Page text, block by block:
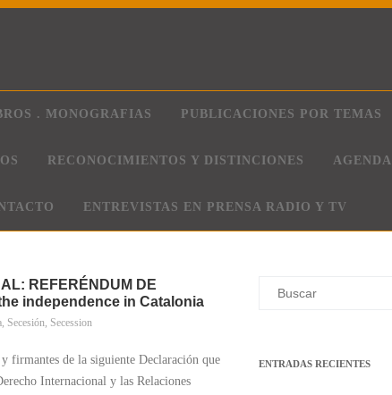
. MONOGRAFIAS PUBLICACIONES POR TEMAS
RECONOCIMIENTOS Y DISTINCIONES AGENDA
ENTREVISTAS EN PRENSA RADIO Y TV
REFERÉNDUM DE
independence in Catalonia
Secesión Secession
firmantes de la siguiente Declaración que
Internacional y las Relaciones
ENTRADAS RECIENTES